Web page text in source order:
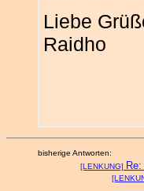
Liebe
Raidho
bisherige Antworten:
[LENKUNG]